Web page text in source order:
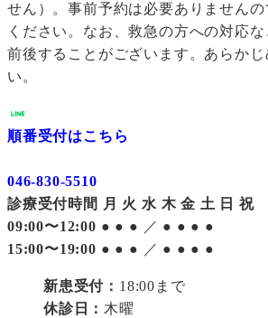
せん）。事前予約は必要ありません
ください。なお、救急の方への対応
前後することがございます。あらかじ
い。
順番受付はこちら
046-830-5510
診療受付時間
月 火 水 木 金 土 日 祝
09:00〜12:00 ● ● ● ／ ● ● ● ●
15:00〜19:00 ● ● ● ／ ● ● ● ●
新患受付： 18:00まで
休診日： 木曜